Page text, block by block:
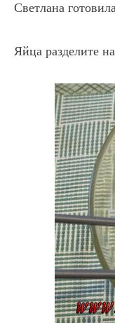
Светлана
Яйца разделите